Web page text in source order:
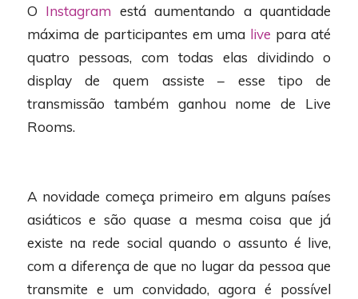
O Instagram está aumentando a quantidade
máxima de participantes em uma live para até
quatro pessoas, com todas elas dividindo o
display de quem assiste – esse tipo de
transmissão também ganhou nome de Live
Rooms.
A novidade começa primeiro em alguns países
asiáticos e são quase a mesma coisa que já
existe na rede social quando o assunto é live,
com a diferença de que no lugar da pessoa que
transmite e um convidado, agora é possível